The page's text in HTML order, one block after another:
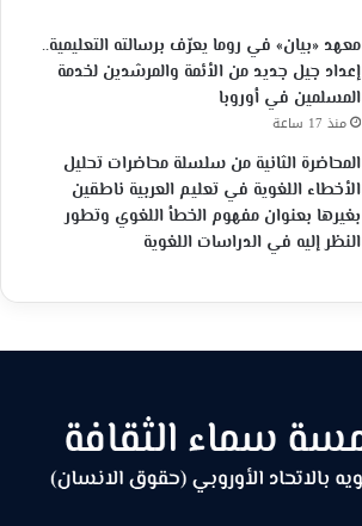
معهد «بيان» في روما يعرّف برسالته التعليمية..
إعداد جيل جديد من الأئمة والمرشدين لخدمة
المسلمين في أوروبا
منذ 17 ساعة
المحاضرة الثانية من سلسلة محاضرات تحليل
الأخطاء اللغوية في تعليم العربية ناطقين
بغيرها بعنوان مفهوم الخطأ اللغوي وتطور
النظر إليه في الدراسات اللغوية